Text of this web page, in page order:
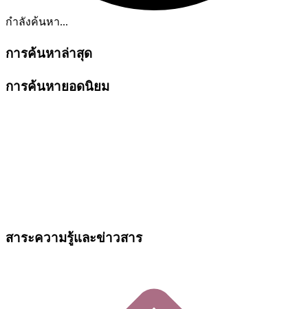
กำลังค้นหา...
การค้นหาล่าสุด
การค้นหายอดนิยม
สาระความรู้และข่าวสาร